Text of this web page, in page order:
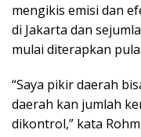
mengikis emisi dan
di Jakarta dan
mulai diterapkan
“Saya pikir daerah
daerah kan jumlah
dikontrol,” kata